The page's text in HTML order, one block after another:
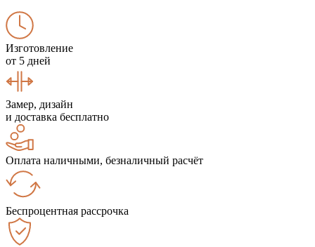
Изготовление
от 5 дней
Замер, дизайн
и доставка бесплатно
Оплата наличными, безналичный расчёт
Беспроцентная рассрочка